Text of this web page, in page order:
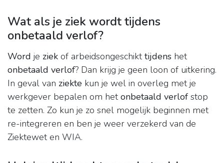
Wat als je ziek wordt tijdens
onbetaald verlof?
Word je ziek of arbeidsongeschikttijdens het
onbetaald verlof? Dan krijg je geen loon of uitkering.
In geval van ziekte kun je wel in overleg met je
werkgever bepalen om hetonbetaald verlof stop
te zetten. Zo kun je zo snel mogelijk beginnen met
re-integreren en ben je weer verzekerd van de
Ziektewet en WIA.